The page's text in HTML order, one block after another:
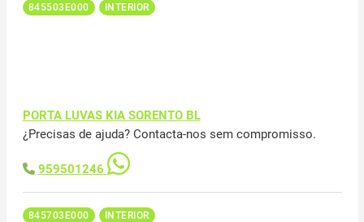
845503E000 INTERIOR
PORTA LUVAS KIA SORENTO BL
¿Precisas de ajuda? Contacta-nos sem compromisso.
959501246
845703E000 INTERIOR